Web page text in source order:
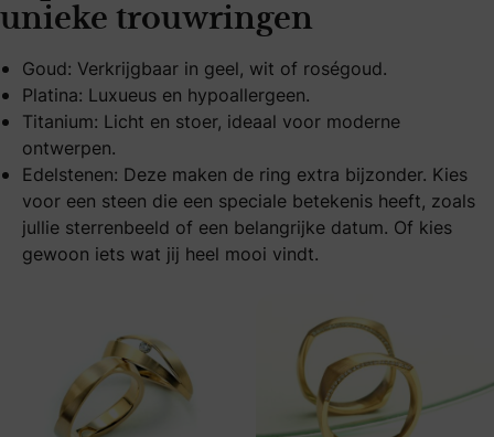
unieke trouwringen
Goud: Verkrijgbaar in geel, wit of roségoud.
Platina: Luxueus en hypoallergeen.
Titanium: Licht en stoer, ideaal voor moderne
ontwerpen.
Edelstenen: Deze maken de ring extra bijzonder. Kies
voor een steen die een speciale betekenis heeft, zoals
jullie sterrenbeeld of een belangrijke datum. Of kies
gewoon iets wat jij heel mooi vindt.